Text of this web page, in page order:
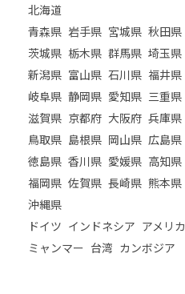
北海道
青森県 岩手県 宮城県 秋田県
茨城県 栃木県 群馬県 埼玉県
新潟県 富山県 石川県 福井県
岐阜県 静岡県 愛知県 三重県
滋賀県 京都府 大阪府 兵庫県
鳥取県 島根県 岡山県 広島県
徳島県 香川県 愛媛県 高知県
福岡県 佐賀県 長崎県 熊本県
沖縄県
ドイツ インドネシア アメリカ
ミャンマー 台湾 カンボジア